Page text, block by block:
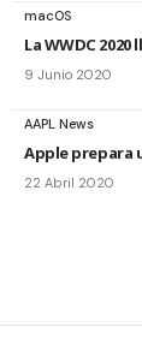
macOS
La WWDC
9 Junio 2020
AAPL News
Apple prepara
22 Abril 2020